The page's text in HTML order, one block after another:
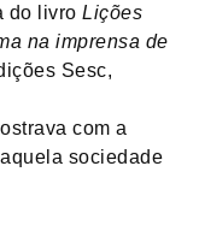
do livro Lições
na imprensa de
Sesc,
com a
sociedade